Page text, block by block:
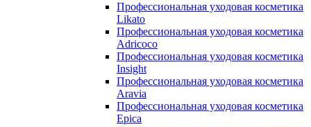
Профессиональная уходовая косметика
Likato
Профессиональная уходовая косметика
Adricoco
Профессиональная уходовая косметика
Insight
Профессиональная уходовая косметика
Aravia
Профессиональная уходовая косметика
Epica